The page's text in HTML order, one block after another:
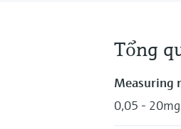
Tổng
Measuring
0,05 -